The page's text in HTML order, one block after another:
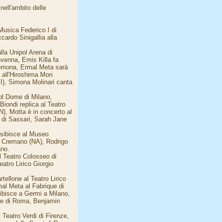
delle
Federico I di
Sinigallia alla
Unipol Arena di
Emis Killa fa
Ermal Meta sarà
Mon
Simona Molinari canta
Dome di Milano,
replica al Teatro
Motta è in concerto al
Sassari, Sarah Jane
al Museo
(NA), Rodrigo
Colosseo di
Lirico Giorgio
al Teatro Lirico
Meta al Fabrique di
a Germi a Milano,
di Roma, Benjamin
Verdi di Firenze,